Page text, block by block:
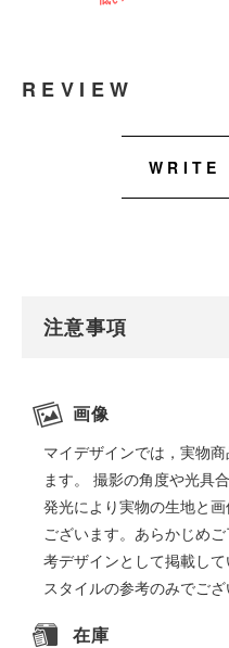
REVIEW
WRITE
注意事項
画像
マイデザインでは，実物
ます。 撮影の角度や光具
発光により実物の生地と
ございます。あらかじめ
考デザインとして掲載し
スタイルの参考のみでござ
在庫